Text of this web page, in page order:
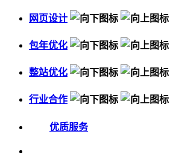
网页设计
包年优化
整站优化
行业合作
优质服务